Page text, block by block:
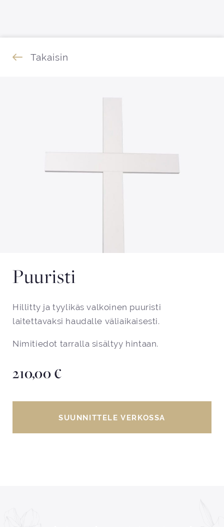
Takaisin
Puuristi
Hillitty ja tyylikäs valkoinen puuristi
laitettavaksi haudalle väliaikaisesti.
Nimitiedot tarralla sisältyy hintaan.
210,00€
SUUNNITTELE VERKOSSA